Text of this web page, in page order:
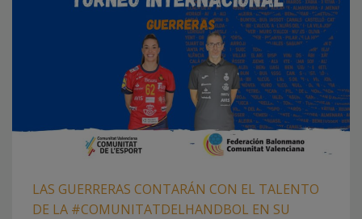
LAS GUERRERAS CONTARÁN CON EL TALENTO
DE LA #COMUNITATDELHANDBOL EN SU